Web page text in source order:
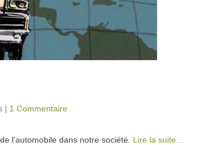
| 1 Commentaire
l’automobile dans notre société. Lire la suite…